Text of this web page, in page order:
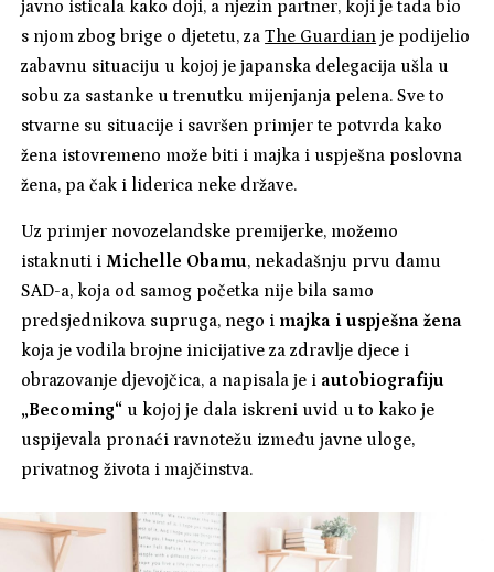
javno isticala kako doji, a njezin partner, koji je tada bio
s njom zbog brige o djetetu, zaThe Guardian je podijelio
zabavnu situaciju u kojoj je japanska delegacija ušla u
sobu za sastanke u trenutku mijenjanja pelena. Sve to
stvarne su situacije i savršen primjer te potvrda kako
žena istovremeno može biti i majka i uspješna poslovna
žena, pa čak i liderica neke države.
Uz primjer novozelandske premijerke, možemo
istaknuti iMichelle Obamu, nekadašnju prvu damu
SAD-a, koja od samog početka nije bila samo
predsjednikova supruga, nego i majka i uspješna žena
koja je vodila brojne inicijative za zdravlje djece i
obrazovanje djevojčica, a napisala je i autobiografiju
„Becoming“ u kojoj je dala iskreni uvid u to kako je
uspijevala pronaći ravnotežu između javne uloge,
privatnog života i majčinstva.